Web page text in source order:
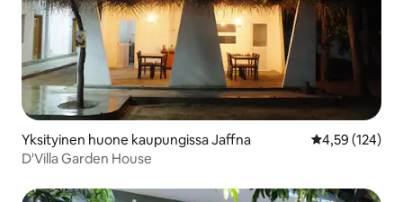
Yksityinen huone kaupungissa Jaffna
4,59 (124)
D'Villa Garden House